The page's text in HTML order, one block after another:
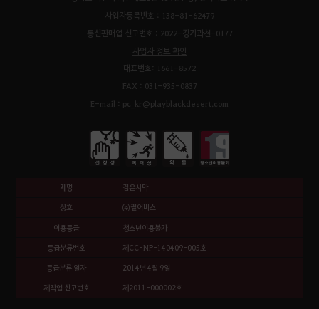
사업자등록번호 : 138-81-62479
통신판매업 신고번호 : 2022-경기과천-0177
사업자 정보 확인
대표번호: 1661-8572
FAX : 031-935-0837
E-mail : pc_kr@playblackdesert.com
제명 검은사막
상호 ㈜펄어비스
이용등급 청소년이용불가
등급분류번호 제CC-NP-140409-005호
등급분류 일자 2014년 4월 9일
제작업 신고번호 제2011-000002호